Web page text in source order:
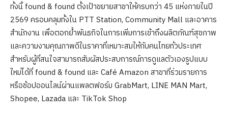
ทั้งนี้ found & found ตั้งเป้าขยายสาขาให้ครบกว่า 45 แห่งภายในปี
2569 ครอบคลุมทั้งใน PTT Station, Community Mall และอาคาร
สำนักงาน เพื่อตอกย้ำพันธกิจในการเพิ่มการเข้าถึงผลิตภัณฑ์สุขภาพ
และความงามคุณภาพดีในราคาที่เหมาะสมให้กับคนไทยทั่วประเทศ
สำหรับผู้ที่สนใจสามารถสัมผัสประสบการณ์การดูแลตัวเองรูปแบบ
ใหม่ได้ที่ found & found และ Café Amazon สาขาที่ร่วมรายการ
หรือช้อปออนไลน์ผ่านแพลตฟอร์ม GrabMart, LINE MAN Mart,
Shopee, Lazada และ TikTok Shop